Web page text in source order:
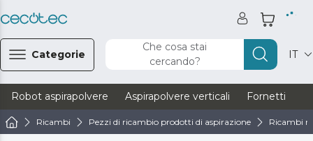
Categorie
Che cosa stai
cercando?
IT
Robot aspirapolvere Aspirapolvere verticali Fornetti
Ricambi Pezzi di ricambio prodotti di aspirazione Ricambi